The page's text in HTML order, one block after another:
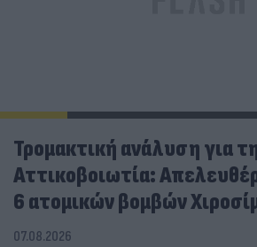
Τρομακτική ανάλυση για
Αττικοβοιωτία:
6 ατομικών βομβών
07.08.2026